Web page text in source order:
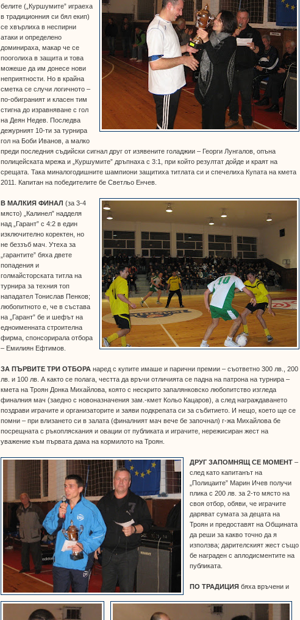
белите („Куршумите” играеха
в традиционния си бял екип)
се хвърлиха в неспирни
атаки и определено
доминираха, макар че се
пооголиха в защита и това
можеше да им донесе нови
неприятности. Но в крайна
сметка се случи логичното –
по-обиграният и класен тим
стигна до изравняване с гол
на Деян Недев. Последва
дежурният 10-ти за турнира
гол на Боби Иванов, а малко
преди последния съдийски сигнал друг от изявените голаджии – Георги Лунгалов, опъна
полицейската мрежа и „Куршумите” дръпнаха с 3:1, при който резултат дойде и краят на
срещата. Така миналогодишните шампиони защитиха титлата си и спечелиха Купата на кмета
2011. Капитан на победителите бе Светльо Енчев.
В МАЛКИЯ ФИНАЛ (за 3-4
място) „Калинел” надделя
над „Гарант” с 4:2 в един
изключително коректен, но
не беззъб мач. Утеха за
„гарантите” бяха двете
попадения и
голмайсторската титла на
турнира за техния топ
нападател Тонислав Пенков;
любопитното е, че в състава
на „Гарант” бе и шефът на
едноименната строителна
фирма, спонсорирала отбора
– Емилиян Ефтимов.
ЗА ПЪРВИТЕ ТРИ ОТБОРА наред с купите имаше и парични премии – съответно 300 лв., 200
лв. и 100 лв. А както се полага, честта да връчи отличията се падна на патрона на турнира –
кмета на Троян Донка Михайлова, която с нескрито запалянковско любопитство изгледа
финалния мач (заедно с новоназначения зам.-кмет Кольо Кацаров), а след награждаването
поздрави играчите и организаторите и заяви подкрепата си за събитието. И нещо, което ще се
помни – при влизането си в залата (финалният мач вече бе започнал) г-жа Михайлова бе
посрещната с ръкопляскания и овации от публиката и играчите, нережисиран жест на
уважение към първата дама на кормилото на Троян.
ДРУГ ЗАПОМНЯЩ СЕ МОМЕНТ –
след като капитанът на
„Полицаите” Марин Ичев получи
плика с 200 лв. за 2-то място на
своя отбор, обяви, че играчите
даряват сумата за децата на
Троян и предоставят на Общината
да реши за какво точно да я
използва; дарителският жест също
бе награден с аплодисментите на
публиката.
ПО ТРАДИЦИЯ бяха връчени и